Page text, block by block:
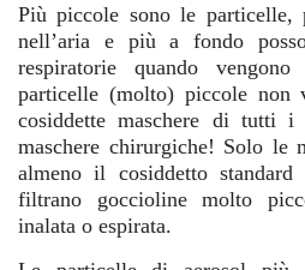
Più piccole sono le particelle,
nell’aria e più a fondo
respiratorie quando
particelle (molto) piccole non
cosiddette maschere di tutti
maschere chirurgiche! Solo le
almeno il cosiddetto
filtrano goccioline molto
inalata o espirata.